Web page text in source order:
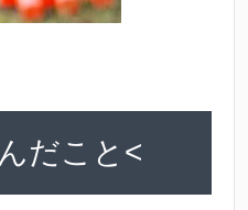
だこと<